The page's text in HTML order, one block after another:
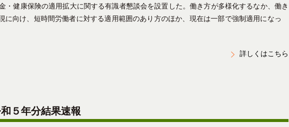
・健康保険の適用拡大に関する有識者懇談会を設置した。働き方が多様化するなか、働き
に向け、短時間労働者に対する適用範囲のあり方のほか、現在は一部で強制適用になっ
詳しくはこちら
５年分結果速報